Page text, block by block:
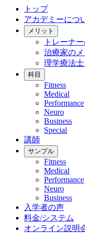
トップ
アカデミーにつ
メリット
トレーナ
治療家のメ
理学療法
科目
Fitness
Medical
Performance
Neuro
Business
Special
講師
サンプル
Fitness
Medical
Performance
Neuro
Business
入学者の声
料金/システム
オンライン説明